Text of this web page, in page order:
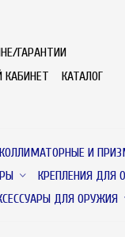
ГАРАНТИИ
КАБИНЕТ КАТАЛОГ
КОЛЛИМАТОРНЫЕ И
КРЕПЛЕНИЯ ДЛЯ
ДЛЯ ОРУЖИЯ